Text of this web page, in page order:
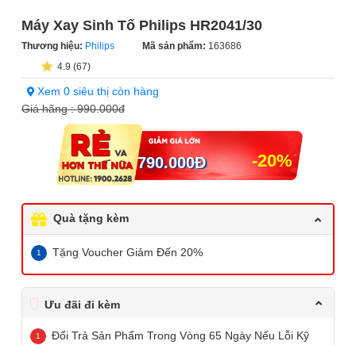
Máy Xay Sinh Tố Philips HR2041/30
Thương hiệu: Philips Mã sản phẩm: 163686
4.9 (67)
Xem 0 siêu thị còn hàng
Giá hãng :990.000đ
-20%
790.000Đ
Quà tặng kèm
Tặng Voucher Giảm Đến 20%
Ưu đãi đi kèm
Đổi Trả Sản Phẩm Trong Vòng 65 Ngày Nếu Lỗi Kỹ